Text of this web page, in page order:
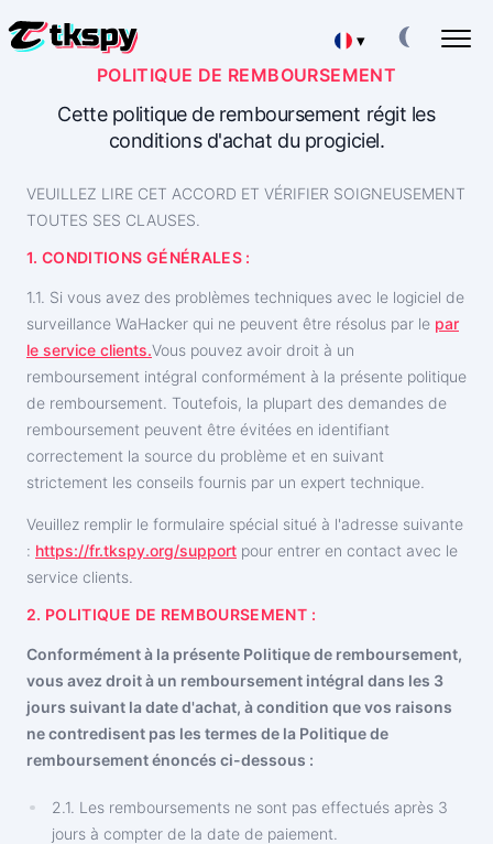
▾
Deutsch
Español
中文
English
Portuguese (Brazil)
Хинди हिन्दी
Italiano
Türkçe
PIRATER LES CHATS TIKTOK
Lire la correspondance des autres
Récupérer un chat supprimé en ligne
SUIVRE LA LOCALISATION SUR TIKTOK
Savoir où se trouve une personne
SUIVRE TIKTOK
Application de suivi
GÉNÉRATEUR D'ABONNÉS TIKTOK
Ajouter des abonnés
Honoraires
Questions
Programme d'affiliation
À propos de nous
Caractéristiques
Commentaires
POLITIQUE DE REMBOURSEMENT
Cette politique de remboursement régit les
conditions d'achat du progiciel.
VEUILLEZ LIRE CET ACCORD ET VÉRIFIER SOIGNEUSEMENT
TOUTES SES CLAUSES.
1. CONDITIONS GÉNÉRALES :
1.1. Si vous avez des problèmes techniques avec le logiciel de
surveillance WaHacker qui ne peuvent être résolus par le par
le service clients.Vous pouvez avoir droit à un
remboursement intégral conformément à la présente politique
de remboursement. Toutefois, la plupart des demandes de
remboursement peuvent être évitées en identifiant
correctement la source du problème et en suivant
strictement les conseils fournis par un expert technique.
Veuillez remplir le formulaire spécial situé à l'adresse suivante
: https://fr.tkspy.org/support pour entrer en contact avec le
service clients.
2. POLITIQUE DE REMBOURSEMENT :
Conformément à la présente Politique de remboursement,
vous avez droit à un remboursement intégral dans les 3
jours suivant la date d'achat, à condition que vos raisons
ne contredisent pas les termes de la Politique de
remboursement énoncés ci-dessous :
2.1. Les remboursements ne sont pas effectués après 3
jours à compter de la date de paiement.